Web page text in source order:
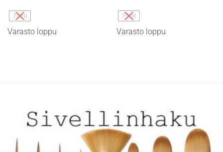
tuotteella
on
useampi
75ml
Varasto loppu
tuotteella
on
useampi
75ml
Varasto loppu